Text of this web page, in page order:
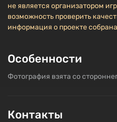
не является организатором
возможность проверить
информация о проекте
Особенности
Фотография взята со
Контакты